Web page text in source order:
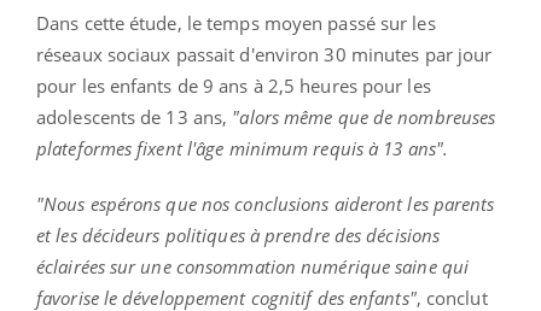
Dans cette étude, le temps moyen passé sur les
réseaux sociaux passait d'environ 30 minutes par jour
pour les enfants de 9 ans à 2,5 heures pour les
adolescents de 13 ans, "alors même que de nombreuses
plateformes fixent l'âge minimum requis à 13 ans".
"Nous espérons que nos conclusions aideront les parents
et les décideurs politiques à prendre des décisions
éclairées sur une consommation numérique saine qui
favorise le développement cognitif des enfants", conclut